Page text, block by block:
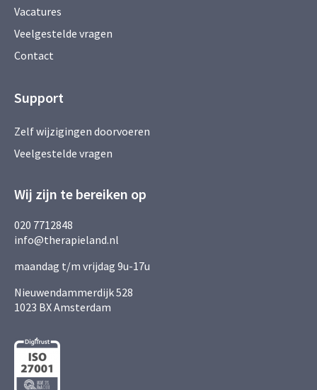
Vacatures
Veelgestelde vragen
Contact
Support
Zelf wijzigingen doorvoeren
Veelgestelde vragen
Wij zijn te bereiken op
020 7712848
info@therapieland.nl
maandag t/m vrijdag 9u-17u
Nieuwendammerdijk 528
1023 BX Amsterdam